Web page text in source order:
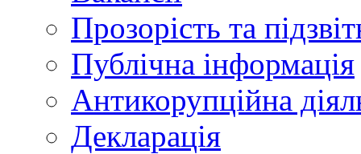
Прозорість та
Публічна інформація
Антикорупційна
Декларація